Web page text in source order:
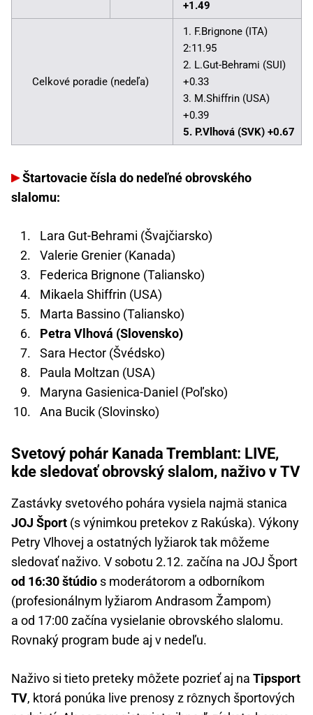
+1.49
Celkové poradie (nedeľa)
1. F.Brignone (ITA)
2:11.95
2. L.Gut-Behrami (SUI)
+0.33
3. M.Shiffrin (USA)
+0.39
5. P.Vlhová (SVK) +0.67
Štartovacie čísla do nedeľné obrovského
slalomu:
Lara Gut-Behrami (Švajčiarsko)
Valerie Grenier (Kanada)
Federica Brignone (Taliansko)
Mikaela Shiffrin (USA)
Marta Bassino (Taliansko)
Petra Vlhová (Slovensko)
Sara Hector (Švédsko)
Paula Moltzan (USA)
Maryna Gasienica-Daniel (Poľsko)
Ana Bucik (Slovinsko)
Svetový pohár Kanada Tremblant: LIVE,
kde sledovať obrovský slalom, naživo v TV
Zastávky svetového pohára vysiela najmä stanica
JOJ Šport (s výnimkou pretekov z Rakúska). Výkony
Petry Vlhovej a ostatných lyžiarok tak môžeme
sledovať naživo. V sobotu 2.12. začína na JOJ Šport
od 16:30 štúdio s moderátorom a odborníkom
(profesionálnym lyžiarom Andrasom Žampom)
a od 17:00 začína vysielanie obrovského slalomu.
Rovnaký program bude aj v nedeľu.
Naživo si tieto preteky môžete pozrieť aj na Tipsport
TV, ktorá ponúka live prenosy z rôznych športových